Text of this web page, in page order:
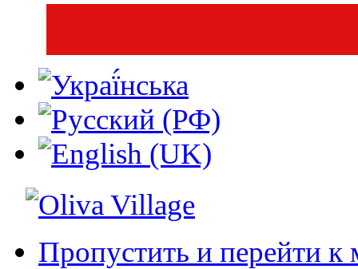
Пропустить и перейти к